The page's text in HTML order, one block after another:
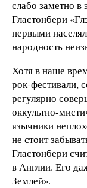
слабо заметно в
Гластонбери
первыми
народность
Хотя в наше
рок-фестивали,
регулярно
оккультно-
язычники
не стоит
Гластонбери
в Англии. Его
Землей».